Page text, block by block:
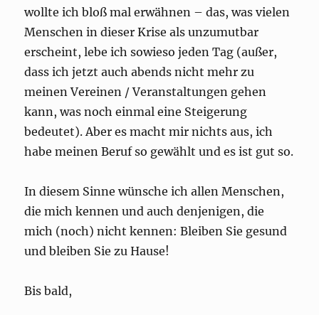
wollte ich bloß mal erwähnen – das, was vielen
Menschen in dieser Krise als unzumutbar
erscheint, lebe ich sowieso jeden Tag (außer,
dass ich jetzt auch abends nicht mehr zu
meinen Vereinen / Veranstaltungen gehen
kann, was noch einmal eine Steigerung
bedeutet). Aber es macht mir nichts aus, ich
habe meinen Beruf so gewählt und es ist gut so.
In diesem Sinne wünsche ich allen Menschen,
die mich kennen und auch denjenigen, die
mich (noch) nicht kennen: Bleiben Sie gesund
und bleiben Sie zu Hause!
Bis bald,